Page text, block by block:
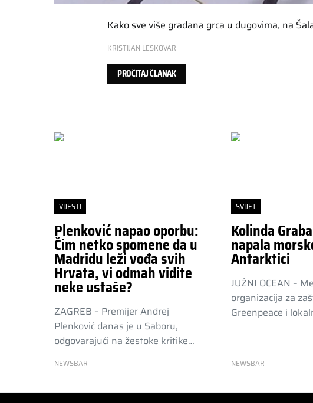
Kako sve više građana grca u dugovima, na
KRISTIJAN LESKOVAR
PROČITAJ ČLANAK
VIJESTI
Plenković napao oporbu:
Čim netko spomene da u
Madridu leži vođa svih
Hrvata, vi odmah vidite
neke ustaše?
ZAGREB – Premijer Andrej
Plenković danas je u Saboru,
odgovarajući na žestoke kritike…
NEWSBAR
SVIJET
Kolinda
napala
Antarktici
JUŽNI OCEAN –
organizacija za
Greenpeace i
NEWSBAR